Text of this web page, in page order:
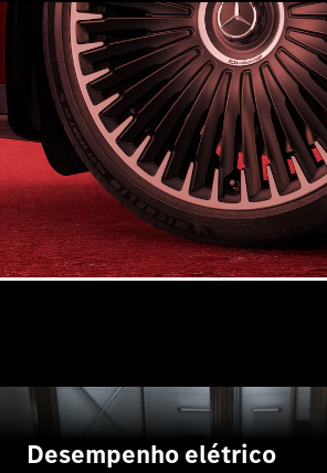
GLC Coupé
GLE
Novo
GLE
Coupé
Novo
GLS Novo
Mercedes-
Maybach
GLS
Novo
Classe
G
Elétrico
Classe G
Desempenho elétrico